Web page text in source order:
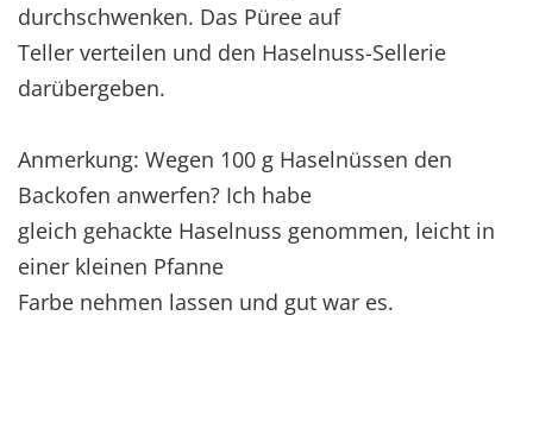
durchschwenken. Das Püree auf
Teller verteilen und den Haselnuss-Sellerie
darübergeben.
Anmerkung: Wegen 100 g Haselnüssen den
Backofen anwerfen? Ich habe
gleich gehackte Haselnuss genommen, leicht in
einer kleinen Pfanne
Farbe nehmen lassen und gut war es.